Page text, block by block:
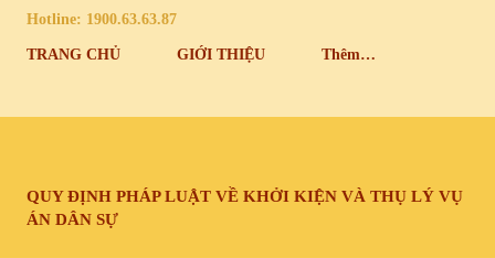
Hotline: 1900.63.63.87
TRANG CHỦ GIỚI THIỆU Thêm…
QUY ĐỊNH PHÁP LUẬT VỀ KHỞI KIỆN VÀ THỤ LÝ VỤ
ÁN DÂN SỰ